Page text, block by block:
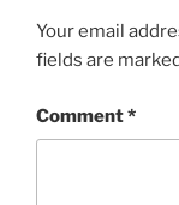
Your email
fields are
Comment*